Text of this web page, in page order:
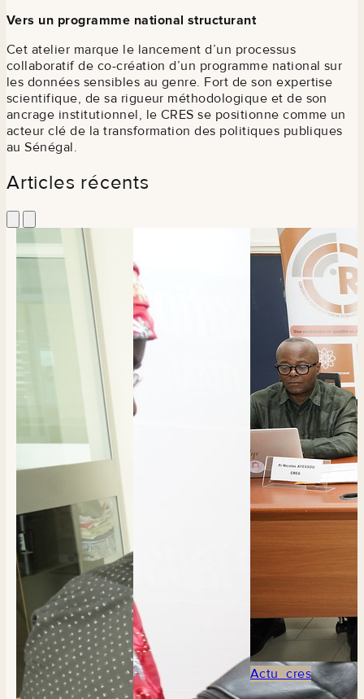
Vers un programme national structurant
Cet atelier marque le lancement d’un processus
collaboratif de co-création d’un programme national sur
les données sensibles au genre. Fort de son expertise
scientifique, de sa rigueur méthodologique et de son
ancrage institutionnel, le CRES se positionne comme un
acteur clé de la transformation des politiques publiques
au Sénégal.
Articles récents
Actu_cres